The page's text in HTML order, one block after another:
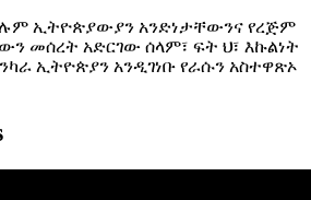
ኢትዮጵያውያን አንድነታቸውንና የረጅም
መሰረት አድርገው ሰላም፣ ፍት ህ፣ እኩልነት
ኢትዮጵያን አንዲገነቡ የራሱን አስተዋጽኦ